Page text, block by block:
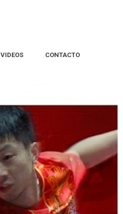
VIDEOS CONTACTO